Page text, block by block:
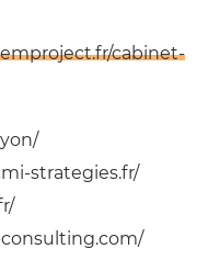
cabinet-
strategies.fr/